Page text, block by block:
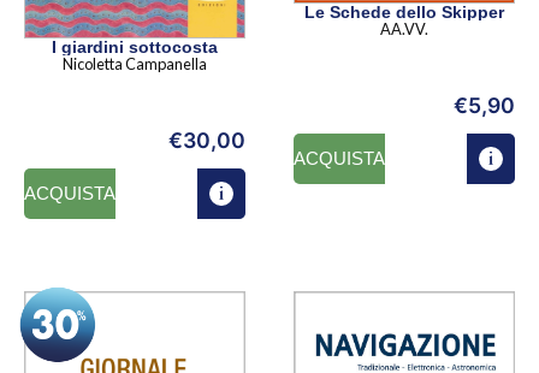
I giardini sottocosta
Nicoletta Campanella
€30,00
ACQUISTA
Le Schede dello Skipper
AA.VV.
€5,90
ACQUISTA